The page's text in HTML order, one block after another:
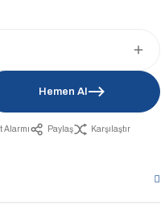
Hemen Al
Alarmı Paylaş Karşılaştır